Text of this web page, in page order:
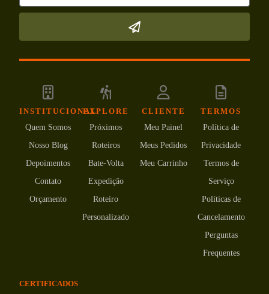
INSTITUCIONAL
Quem Somos
Nosso Blog
Depoimentos
Contato
Orçamento
EXPLORE
Próximos
Roteiros
Bate-Volta
Expedição
Roteiro
Personalizado
CLIENTE
Meu Painel
Meus Pedidos
Meu Carrinho
TERMOS
Política de
Privacidade
Termos de
Serviço
Políticas de
Cancelamento
Perguntas
Frequentes
CERTIFICADOS